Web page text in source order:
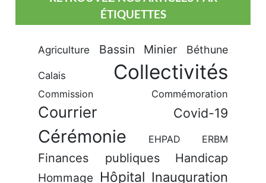
ÉTIQUETTES
Agriculture Bassin Minier Béthune
Calais Collectivités
Commission Commémoration
Courrier Covid-19
Cérémonie EHPAD ERBM
Finances publiques Handicap
Hommage Hôpital Inauguration